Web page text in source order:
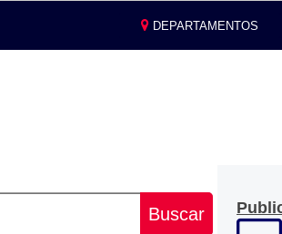
DEPARTAMENTOS
Buscar